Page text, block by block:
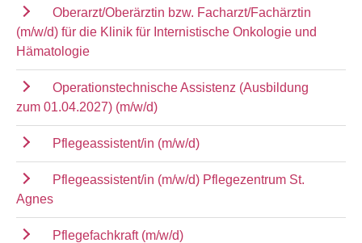
Oberarzt/Oberärztin bzw. Facharzt/Fachärztin
(m/w/d) für die Klinik für Internistische Onkologie und
Hämatologie
Operationstechnische Assistenz (Ausbildung
zum 01.04.2027) (m/w/d)
Pflegeassistent/in (m/w/d)
Pflegeassistent/in (m/w/d) Pflegezentrum St.
Agnes
Pflegefachkraft (m/w/d)